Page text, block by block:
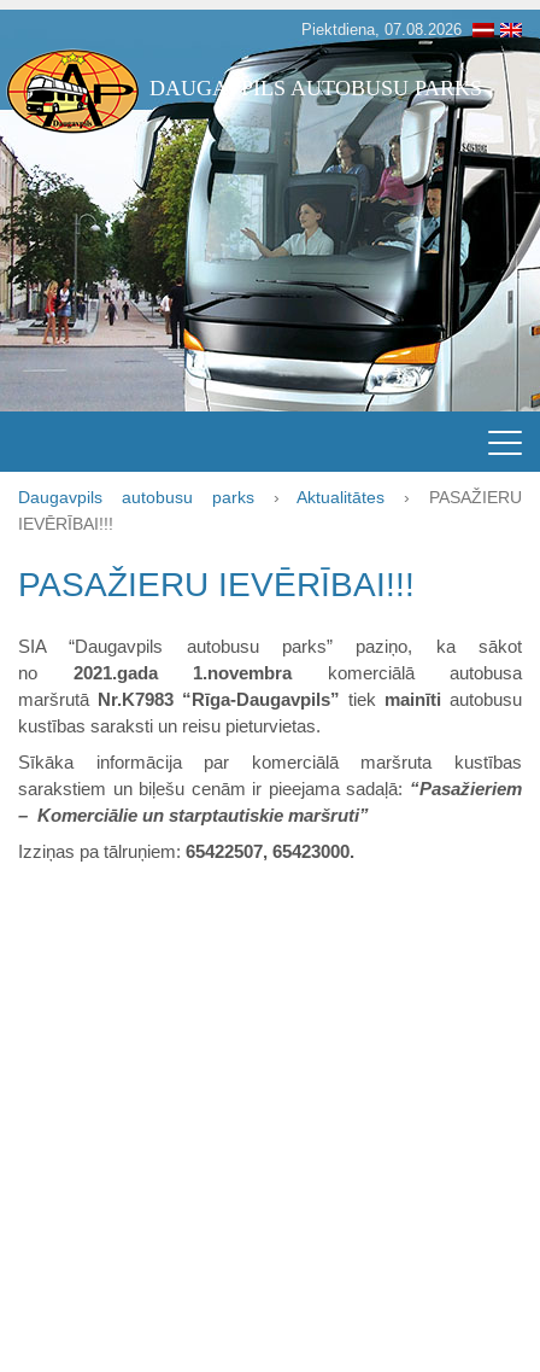
Piektdiena, 07.08.2026
DAUGAVPILS AUTOBUSU PARKS
Daugavpils autobusu parks›Aktualitātes › PASAŽIERU
IEVĒRĪBAI!!!
PASAŽIERU IEVĒRĪBAI!!!
SIA “Daugavpils autobusu parks” paziņo, ka sākot
no 2021.gada 1.novembra komerciālā autobusa
maršrutā Nr.K7983 “Rīga-Daugavpils” tiek mainīti autobusu
kustības saraksti un reisu pieturvietas.
Sīkāka informācija par komerciālā maršruta kustības
sarakstiem un biļešu cenām ir pieejama sadaļā: “Pasažieriem
– Komerciālie un starptautiskie maršruti”
Izziņas pa tālruņiem: 65422507, 65423000.